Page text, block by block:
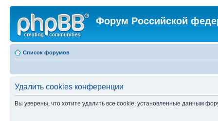
Форум Российской
Список форумов
Удалить cookies конференции
Вы уверены, что хотите удалить все cookie, установленные данным